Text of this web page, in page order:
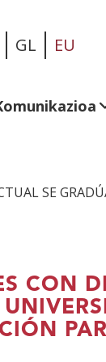
GL EU
SE
CON